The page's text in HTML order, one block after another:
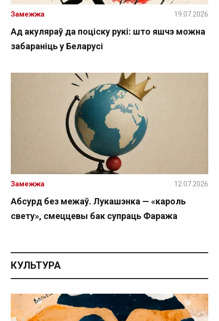
Ад акуляраў да поціску рукі: што яшчэ можна
забараніць у Беларусі
Замежжа 19.07.2026
Абсурд без межаў. Лукашэнка — «кароль
свету», смеццевы бак супраць Фаража
Замежжа 12.07.2026
КУЛЬТУРА